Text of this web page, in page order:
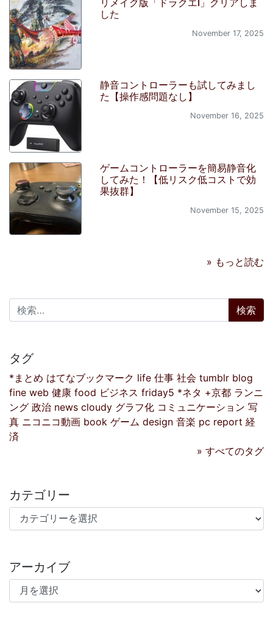
した
November 17, 2025
静音コントローラーも試してみまし
た【操作感問題なし】
November 16, 2025
ゲームコントローラーを簡易静音化
してみた！【低リスク低コストで効
果抜群】
November 15, 2025
» もっと読む
検索:
タグ
*まとめ はてなブックマーク life 仕事 社会 tumblr blog
fine web 健康 food ビジネス friday5 *ネタ +京都 ランニ
ング 政治 news cloudy グラフ化 コミュニケーション 写
真 ニコニコ動画 book ゲーム design 音楽 pc report 経
済
» すべてのタグ
カテゴリー
カテゴリー
アーカイブ
アーカイブ